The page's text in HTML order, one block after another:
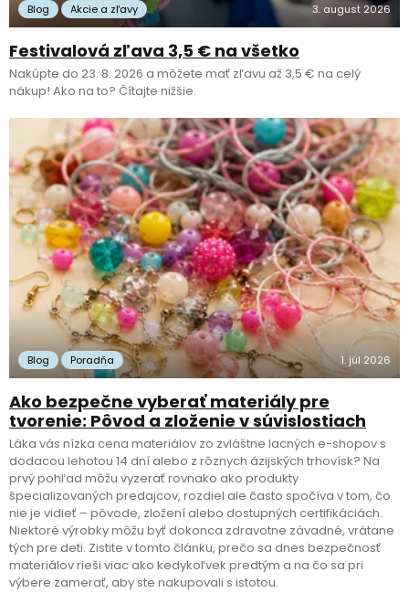
Blog Akcie a zľavy 3. august 2026
Festivalová zľava 3,5 € na všetko
Nakúpte do 23. 8. 2026 a môžete mať zľavu až 3,5 € na celý
nákup! Ako na to? Čítajte nižšie.
Blog Poradňa 1. júl 2026
Ako bezpečne vyberať materiály pre
tvorenie: Pôvod a zloženie v súvislostiach
Láka vás nízka cena materiálov zo zvláštne lacných e-shopov s
dodacou lehotou 14 dní alebo z rôznych ázijských trhovísk? Na
prvý pohľad môžu vyzerať rovnako ako produkty
špecializovaných predajcov, rozdiel ale často spočíva v tom, čo
nie je vidieť – pôvode, zložení alebo dostupných certifikáciách.
Niektoré výrobky môžu byť dokonca zdravotne závadné, vrátane
tých pre deti. Zistite v tomto článku, prečo sa dnes bezpečnosť
materiálov rieši viac ako kedykoľvek predtým a na čo sa pri
výbere zamerať, aby ste nakupovali s istotou.